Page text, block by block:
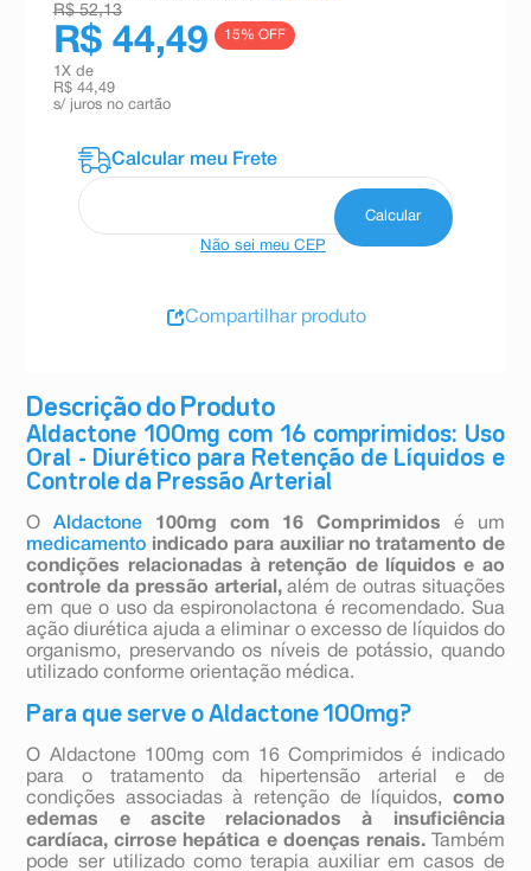
Descrição do Produto
Aldactone 100mg com 16 comprimidos: Uso
Oral - Diurético para Retenção de Líquidos e
Controle da Pressão Arterial
OAldactone 100mg com 16 Comprimidos é um
medicamento indicado para auxiliar no tratamento de
condições relacionadas à retenção de líquidos e ao
controle da pressão arterial,além de outras situações
em que o uso da espironolactona é recomendado. Sua
ação diurética ajuda a eliminar o excesso de líquidos do
organismo, preservando os níveis de potássio, quando
utilizado conforme orientação médica.
Para que serve o Aldactone 100mg?
O Aldactone 100mg com 16 Comprimidos é indicado
para o tratamento da hipertensão arterial e de
condições associadas à retenção de líquidos, como
edemas e ascite relacionados à insuficiência
cardíaca, cirrose hepática e doenças renais.Também
pode ser utilizado como terapia auxiliar em casos de
R$ 52,13
R$ 44,49 15% OFF
1 X de
R$ 44,49
s/ juros no cartão
Não sei meu CEP
Compartilhar produto